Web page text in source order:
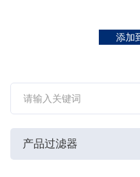
产品过滤器
添加